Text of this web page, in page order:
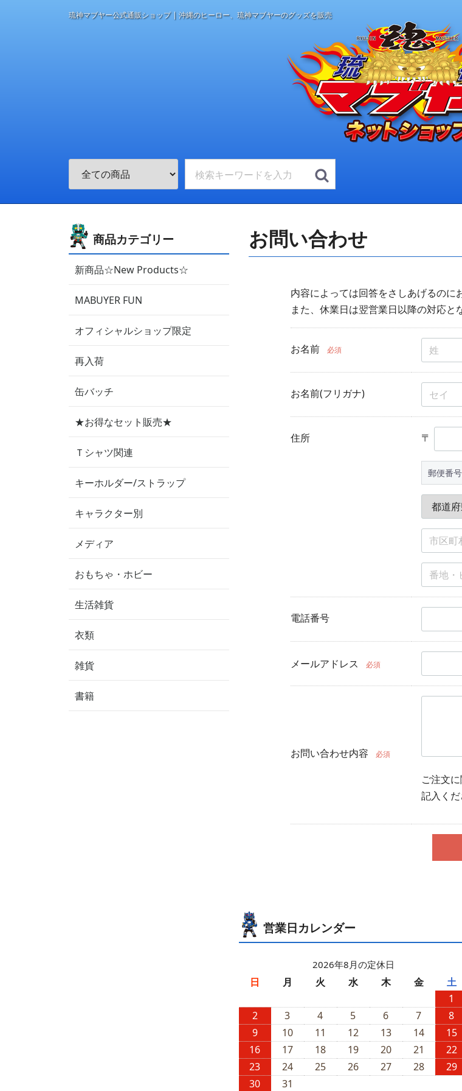
琉神マブヤー公式通販ショップ | 沖縄のヒーロー、琉神マブヤーのグッズを販売
商品カテゴリー
新商品☆New Products☆
MABUYER FUN
オフィシャルショップ限定
再入荷
缶バッチ
★お得なセット販売★
Ｔシャツ関連
キーホルダー/ストラップ
キャラクター別
メディア
おもちゃ・ホビー
生活雑貨
衣類
雑貨
書籍
お問い合わせ
内容によっては回答をさしあげるのに
また、休業日は翌営業日以降の対応と
お名前 必須
お名前(フリガナ)
住所 〒
郵便番
電話番号
メールアドレス 必須
お問い合わせ内容 必須
ご注文
記入くだ
営業日カレンダー
2026年8月の定休日
日 月 火 水 木 金
土
1
2
3 4 5 6 7
8
9
10 11 12 13 14
15
16
17 18 19 20 21
22
23
24 25 26 27 28
29
30
31